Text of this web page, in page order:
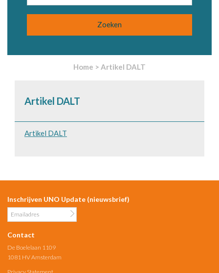
Home > Artikel DALT
Artikel DALT
Artikel DALT
Inschrijven UNO Update (nieuwsbrief)
Contact
De Boelelaan 1109
1081 HV Amsterdam
Privacy Statement